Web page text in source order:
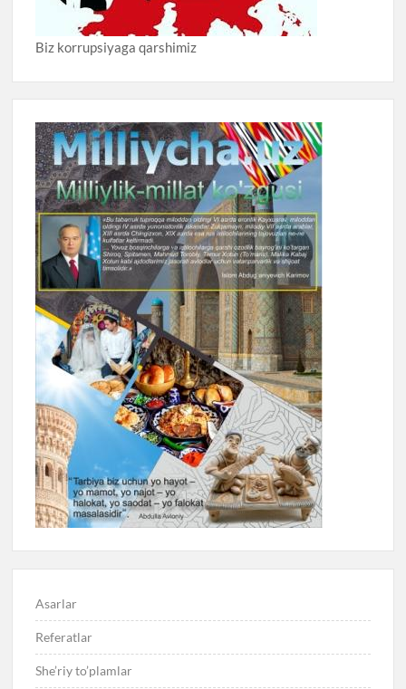
Biz korrupsiyaga qarshimiz
Asarlar
Referatlar
She’riy to’plamlar